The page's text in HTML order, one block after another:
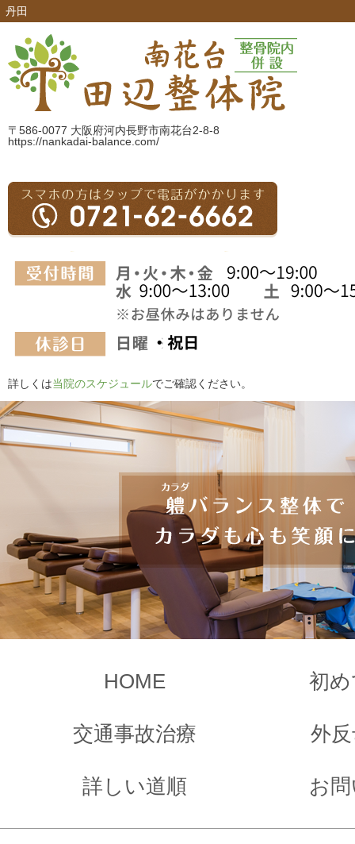
丹田
〒586-0077 大阪府河内長野市南花台2-8-8
https://nankadai-balance.com/
詳しくは当院のスケジュールでご確認ください。
HOME 初
交通事故治療 外
詳しい道順 お